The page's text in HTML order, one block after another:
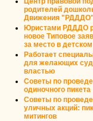
родителей
Движения "РДДДО"
Юристами РДДДО
новое Типовое
за место в
Работает
для желающих
властью
Советы по
одиночного пикета
Советы по
уличных акций:
митингов